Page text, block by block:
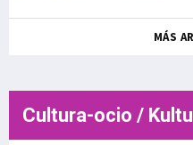
inteligencia a
MÁS
Cultura-ocio /